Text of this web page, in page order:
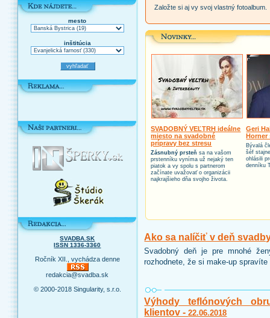
mesto
inštitúcia
SVADBA.SK
ISSN 1336-3360
Ročník XII., vychádza denne
redakcia@svadba.sk
© 2000-2018 Singularity, s.r.o.
Založte si aj vy svoj vlastný fotoalbum.
SVADOBNÝ VEĽTRH ideálne
miesto na svadobné
prípravy bez stresu
Zásnubný prsteň sa na vašom
prstenníku vyníma už nejaký ten
piatok a vy spolu s partnerom
začínate uvažovať o organizácii
najkrajšieho dňa svojho života.
Geri
Horner
Bývalá
šéf
ohlásili
denníku
Ako sa nalíčiť v deň
Svadobný deň je pre mnohé
rozhodnete, že si make-up
Výhody teflónových
klientov -22.06.2018